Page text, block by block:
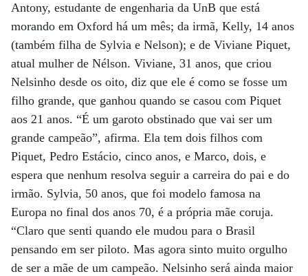
Antony, estudante de engenharia da UnB que está
morando em Oxford há um mês; da irmã, Kelly, 14 anos
(também filha de Sylvia e Nelson); e de Viviane Piquet,
atual mulher de Nélson. Viviane, 31 anos, que criou
Nelsinho desde os oito, diz que ele é como se fosse um
filho grande, que ganhou quando se casou com Piquet
aos 21 anos. “É um garoto obstinado que vai ser um
grande campeão”, afirma. Ela tem dois filhos com
Piquet, Pedro Estácio, cinco anos, e Marco, dois, e
espera que nenhum resolva seguir a carreira do pai e do
irmão. Sylvia, 50 anos, que foi modelo famosa na
Europa no final dos anos 70, é a própria mãe coruja.
“Claro que senti quando ele mudou para o Brasil
pensando em ser piloto. Mas agora sinto muito orgulho
de ser a mãe de um campeão. Nelsinho será ainda maior